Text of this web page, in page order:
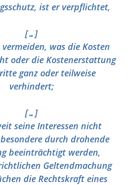
ist er verpflichtet,
[…]
vermeiden, was die Kosten
oder die Kostenerstattung
ganz oder teilweise
verhindert;
[…]
seine Interessen nicht
durch drohende
beeinträchtigt werden,
Geltendmachung
die Rechtskraft eines